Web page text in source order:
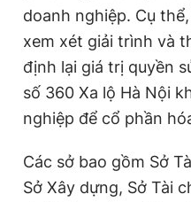
doanh nghiệp. Cụ
xem xét giải trình và
định lại giá trị quyền
số 360 Xa lộ Hà Nội
nghiệp để cổ phần
Các sở bao gồm Sở
Sở Xây dựng, Sở Tài